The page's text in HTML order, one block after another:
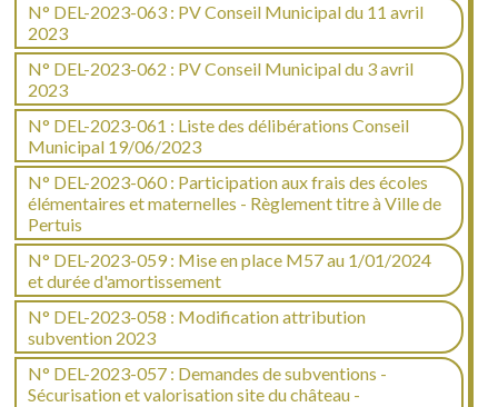
N° DEL-2023-063 : PV Conseil Municipal du 11 avril
2023
N° DEL-2023-062 : PV Conseil Municipal du 3 avril
2023
N° DEL-2023-061 : Liste des délibérations Conseil
Municipal 19/06/2023
N° DEL-2023-060 : Participation aux frais des écoles
élémentaires et maternelles - Règlement titre à Ville de
Pertuis
N° DEL-2023-059 : Mise en place M57 au 1/01/2024
et durée d'amortissement
N° DEL-2023-058 : Modification attribution
subvention 2023
N° DEL-2023-057 : Demandes de subventions -
Sécurisation et valorisation site du château -